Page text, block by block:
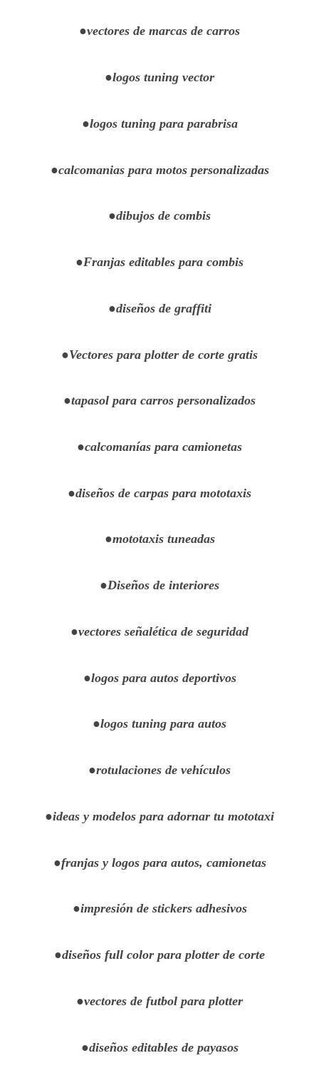
●vectores de marcas de carros
●logos tuning vector
●logos tuning para parabrisa
●calcomanias para motos personalizadas
●dibujos de combis
●Franjas editables para combis
●diseños de graffiti
●Vectores para plotter de corte gratis
●tapasol para carros personalizados
●calcomanías para camionetas
●diseños de carpas para mototaxis
●mototaxis tuneadas
●Diseños de interiores
●vectores señalética de seguridad
●logos para autos deportivos
●logos tuning para autos
●rotulaciones de vehículos
●ideas y modelos para adornar tu mototaxi
●franjas y logos para autos, camionetas
●impresión de stickers adhesivos
●diseños full color para plotter de corte
●vectores de futbol para plotter
●diseños editables de payasos